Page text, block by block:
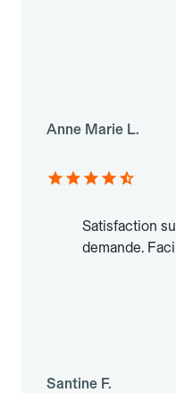
Anne Marie L.
Satisfaction
demande.
Santine F.